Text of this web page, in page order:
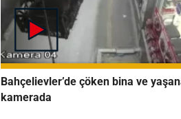
Bahçelievler’de çöken bina ve
kamerada